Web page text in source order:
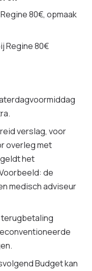
80€, opmaak
Regine 80€
verslag, voor
overleg met
het
de
medisch adviseur
Budget kan